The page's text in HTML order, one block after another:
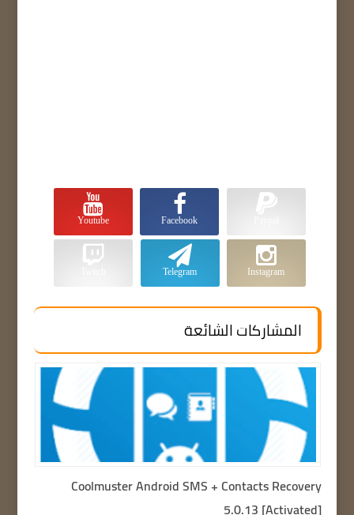
Facebook
Youtube
Instagram
Telegram
المشاركات الشائعة
Coolmuster Android SMS + Contacts Recovery
5.0.13 [Activated]